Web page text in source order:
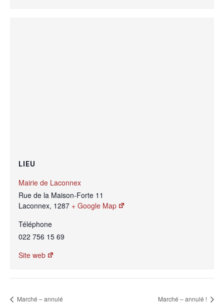
LIEU
Mairie de Laconnex
Rue de la Maison-Forte 11
Laconnex, 1287 + Google Map
Téléphone
022 756 15 69
Site web
Marché – annulé Marché – annulé !